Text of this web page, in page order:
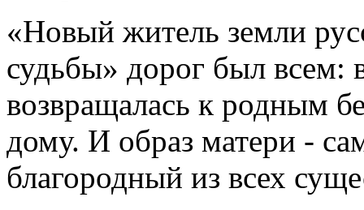
«Новый житель земли
судьбы» дорог был всем:
возвращалась к родным
дому. И образ матери -
благородный из всех